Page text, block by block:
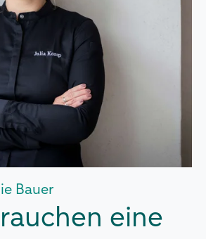
Bauer
eine